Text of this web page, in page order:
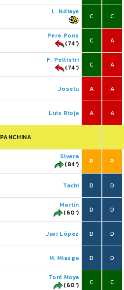
L. Ndiaye
C
Pere Pons
(74')
C
F. Pellistri
(74')
C
Joselu A
Luis Rioja A
PANCHINA
Sivera
(84')
P
Tachi D
Martín
(60')
D
Javi López D
M. Miazga D
Toni Moya
(60')
C
C
A
A
A
A
P
D
D
D
D
C